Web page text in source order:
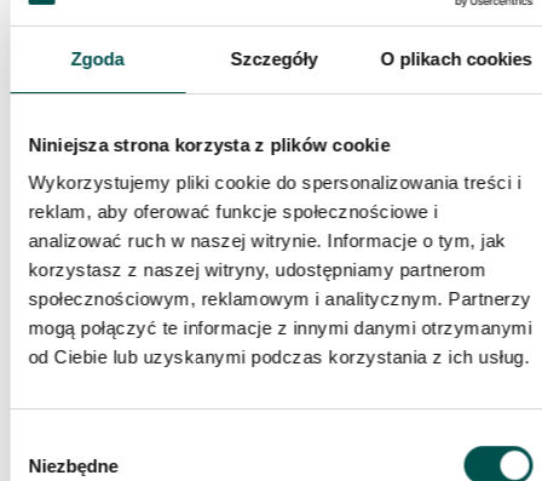
Zgoda Szczegóły O plikach cookies
Niniejsza strona korzysta z plików cookie
Wykorzystujemy pliki cookie do spersonalizowania treści i
reklam, aby oferować funkcje społecznościowe i
analizować ruch w naszej witrynie. Informacje o tym, jak
korzystasz z naszej witryny, udostępniamy partnerom
społecznościowym, reklamowym i analitycznym. Partnerzy
mogą połączyć te informacje z innymi danymi otrzymanymi
od Ciebie lub uzyskanymi podczas korzystania z ich usług.
zgody
Niezbędne
Blat z konglomeratu kwarcowego Dark
Grey w kuchni
Kategorie: Kuchnia
Blaty z Konglomeratu
Kwarcowego w odcieniach
szarości
Wizualizacja prezentuje blat kamienny w odcieniach szarości.
trwałych propozycji na rynku. Blat kamienny z tego materiału